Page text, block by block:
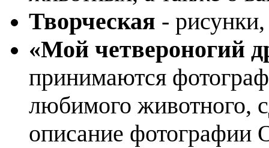
Творческая -
«Мой четвероногий
принимаются
любимого животного,
описание